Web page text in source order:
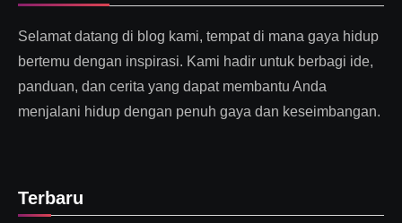
Selamat datang di blog kami, tempat di mana gaya hidup
bertemu dengan inspirasi. Kami hadir untuk berbagi ide,
panduan, dan cerita yang dapat membantu Anda
menjalani hidup dengan penuh gaya dan keseimbangan.
Terbaru